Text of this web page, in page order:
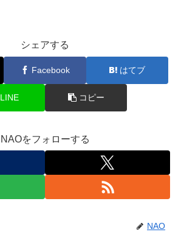
シェアする
Facebook はてブ
LINE コピー
NAOをフォローする
NAO